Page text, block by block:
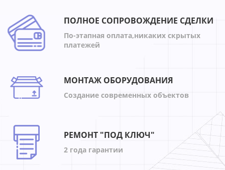
ПОЛНОЕ СОПРОВОЖДЕНИЕ СДЕЛКИ
По-этапная оплата,никаких скрытых
платежей
МОНТАЖ ОБОРУДОВАНИЯ
Создание современных объектов
РЕМОНТ "ПОД КЛЮЧ"
2 года гарантии